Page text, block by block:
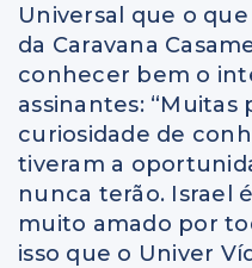
Universal que o
da Caravana
conhecer bem o
assinantes: “Muitas
curiosidade de
tiveram a
nunca terão. Israel
muito amado por
isso que o Univer